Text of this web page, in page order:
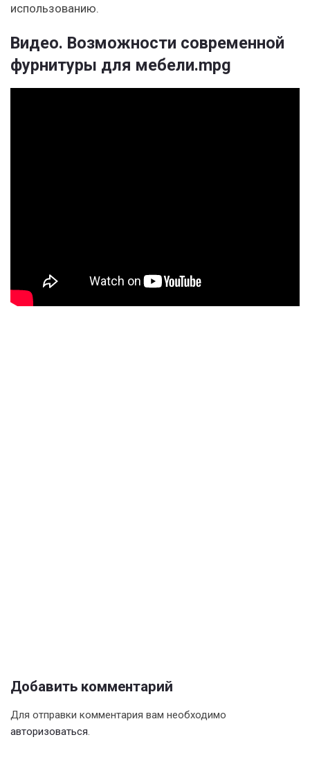
использованию.
Видео. Возможности современной
фурнитуры для мебели.mpg
Добавить комментарий
Для отправки комментария вам необходимо
авторизоваться